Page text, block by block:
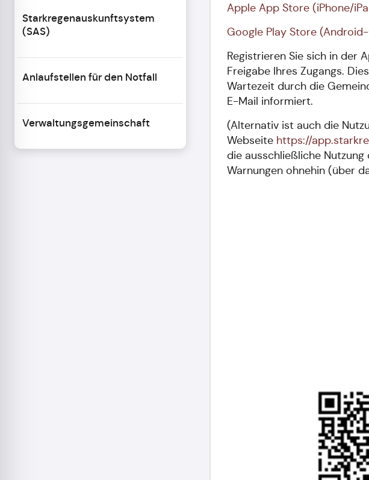
Starkregenauskunftsystem
(SAS)
Anlaufstellen für den Notfall
Verwaltungsgemeinschaft
Apple App Store (iPhone/
Google Play Store
Registrieren Sie sich in der
Freigabe Ihres Zugangs.
Wartezeit durch die
E-Mail informiert.
(Alternativ ist auch die
Webseite https://
die ausschließliche Nutzung
Warnungen ohnehin (über